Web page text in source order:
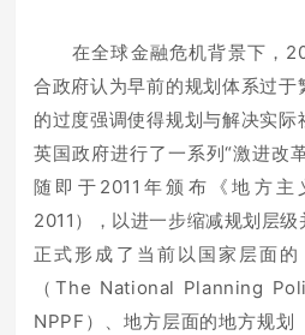
在全球金融危机背景下，
合政府认为早前的规划体系过
的过度强调使得规划与解决实
英国政府进行了一系列“激进改
随即于2011年颁布《地方主
2011），以进一步缩减规划层级
正式形成了当前以国家层面的
（The National Planning
NPPF）、地方层面的地方规